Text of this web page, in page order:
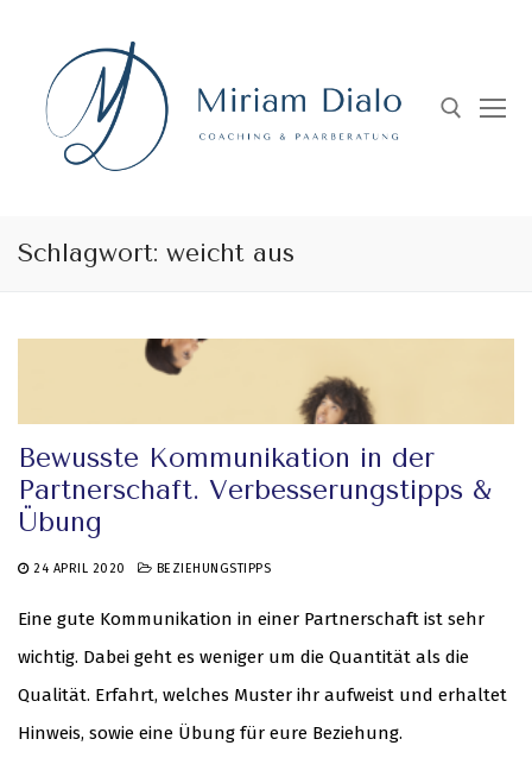
content
Schlagwort: weicht aus
Bewusste Kommunikation in der
Partnerschaft. Verbesserungstipps &
Übung
24 APRIL 2020 BEZIEHUNGSTIPPS
Eine gute Kommunikation in einer Partnerschaft ist sehr
wichtig. Dabei geht es weniger um die Quantität als die
Qualität. Erfahrt, welches Muster ihr aufweist und erhaltet
Hinweis, sowie eine Übung für eure Beziehung.